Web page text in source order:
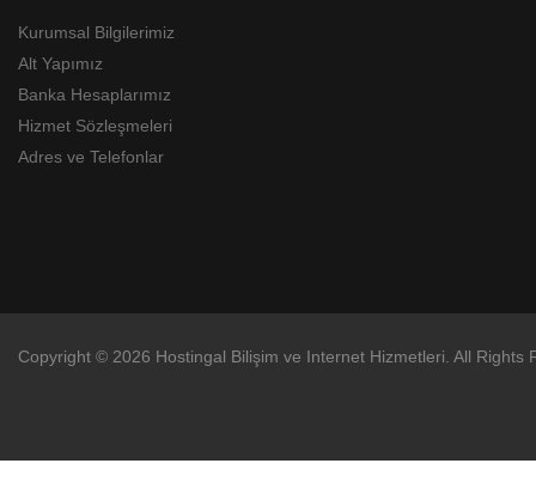
Kurumsal Bilgilerimiz
Alt Yapımız
Banka Hesaplarımız
Hizmet Sözleşmeleri
Adres ve Telefonlar
Copyright © 2026 Hostingal Bilişim ve Internet Hizmetleri. All Rights